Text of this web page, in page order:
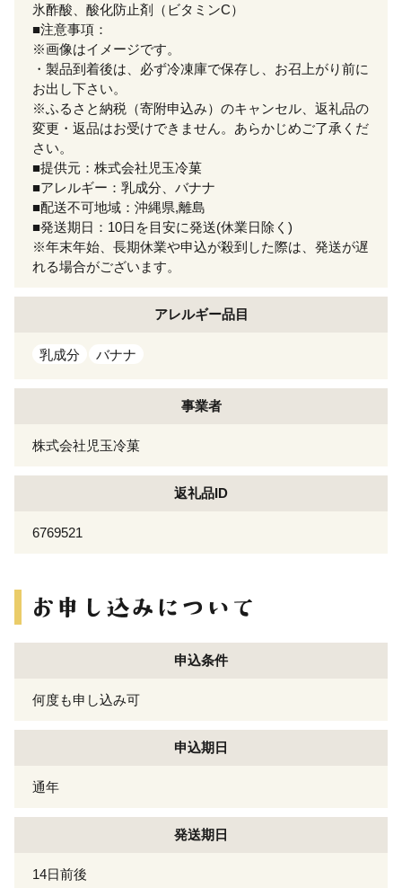
氷酢酸、酸化防止剤（ビタミンC）
■注意事項：
※画像はイメージです。
・製品到着後は、必ず冷凍庫で保存し、お召上がり前に
お出し下さい。
※ふるさと納税（寄附申込み）のキャンセル、返礼品の
変更・返品はお受けできません。あらかじめご了承くだ
さい。
■提供元：株式会社児玉冷菓
■アレルギー：乳成分、バナナ
■配送不可地域：沖縄県,離島
■発送期日：10日を目安に発送(休業日除く)
※年末年始、長期休業や申込が殺到した際は、発送が遅
れる場合がございます。
アレルギー品目
乳成分 バナナ
事業者
株式会社児玉冷菓
返礼品ID
6769521
申込条件
何度も申し込み可
申込期日
通年
発送期日
14日前後